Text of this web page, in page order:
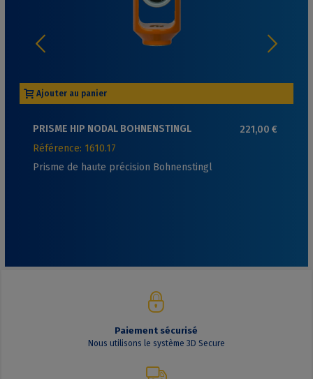
Ajouter au panier
PRISME HIP NODAL BOHNENSTINGL 221,00 €
Référence: 1610.17
Prisme de haute précision Bohnenstingl
Paiement sécurisé
Nous utilisons le système 3D Secure